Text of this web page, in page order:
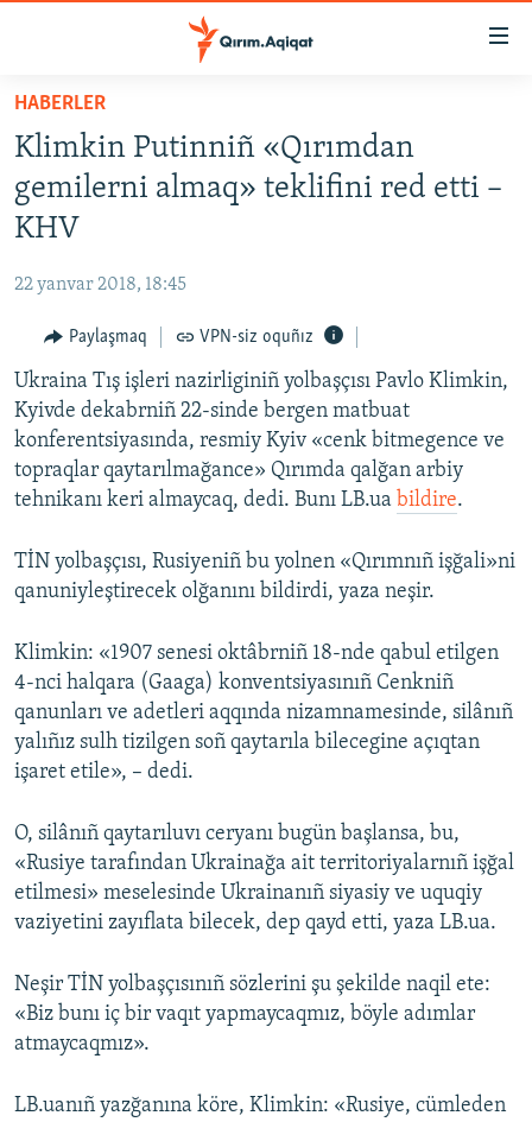
Esas
qaytmaq
Baş
navigatsiyağa
qaytmaq
Qıdıruvğa
qaytmaq
HABERLER
SİYASET
İQTİSADİYAT
MEDENİYET
İNSAN AQLARI
VİDEO
SÜRET
BLOGLAR
FİKİR
Русский
QOŞULIÑIZ!
HABERLER
Klimkin Putinniñ «Qırımdan
gemilerni almaq» teklifini red etti –
KHV
22 yanvar 2018, 18:45
Paylaşmaq VPN-siz oquñız
Ukraina Tış işleri nazirliginiñ yolbaşçısı Pavlo Klimkin,
Kyivde dekabrniñ 22-sinde bergen matbuat
konferentsiyasında, resmiy Kyiv «cenk bitmegence ve
topraqlar qaytarılmağance» Qırımda qalğan arbiy
tehnikanı keri almaycaq, dedi. Bunı LB.ua bildire.
TİN yolbaşçısı, Rusiyeniñ bu yolnen «Qırımnıñ işğali»ni
qanuniyleştirecek olğanını bildirdi, yaza neşir.
Klimkin: «1907 senesi oktâbrniñ 18-nde qabul etilgen
4-nci halqara (Gaaga) konventsiyasınıñ Cenkniñ
qanunları ve adetleri aqqında nizamnamesinde, silânıñ
yalıñız sulh tizilgen soñ qaytarıla bilecegine açıqtan
işaret etile», – dedi.
O, silânıñ qaytarıluvı ceryanı bugün başlansa, bu,
«Rusiye tarafından Ukrainağa ait territoriyalarnıñ işğal
etilmesi» meselesinde Ukrainanıñ siyasiy ve uquqiy
vaziyetini zayıflata bilecek, dep qayd etti, yaza LB.ua.
Neşir TİN yolbaşçısınıñ sözlerini şu şekilde naqil ete:
«Biz bunı iç bir vaqıt yapmaycaqmız, böyle adımlar
atmaycaqmız».
LB.uanıñ yazğanına köre, Klimkin: «Rusiye, cümleden